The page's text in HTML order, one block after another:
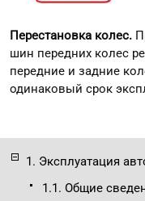
1. Эксплуатация
1.1. Общие
Перестановка колес.
шин передних колес
передние и задние
одинаковый срок